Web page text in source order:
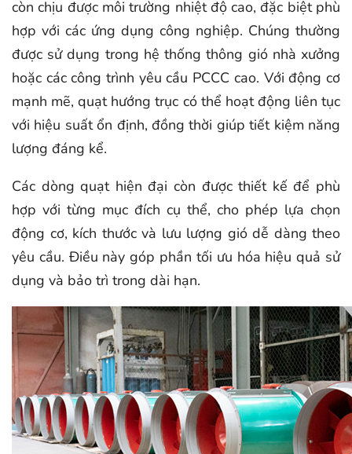
còn chịu được môi trường nhiệt độ cao, đặc biệt phù
hợp với các ứng dụng công nghiệp. Chúng thường
được sử dụng trong hệ thống thông gió nhà xưởng
hoặc các công trình yêu cầu PCCC cao. Với động cơ
mạnh mẽ, quạt hướng trục có thể hoạt động liên tục
với hiệu suất ổn định, đồng thời giúp tiết kiệm năng
lượng đáng kể.
Các dòng quạt hiện đại còn được thiết kế để phù
hợp với từng mục đích cụ thể, cho phép lựa chọn
động cơ, kích thước và lưu lượng gió dễ dàng theo
yêu cầu. Điều này góp phần tối ưu hóa hiệu quả sử
dụng và bảo trì trong dài hạn.